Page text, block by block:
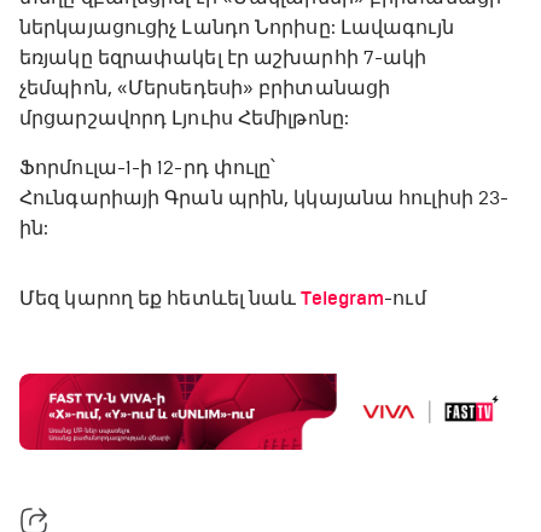
ներկայացուցիչ Լանդո Նորիսը: Լավագույն
եռյակը եզրափակել էր աշխարհի 7-ակի
չեմպիոն, «Մերսեդեսի» բրիտանացի
մրցարշավորդ Լյուիս Հեմիլթոնը:
Ֆորմուլա-1-ի 12-րդ փուլը՝
Հունգարիայի Գրան պրին, կկայանա հուլիսի 23-
ին:
Մեզ կարող եք հետևել նաև Telegram-ում